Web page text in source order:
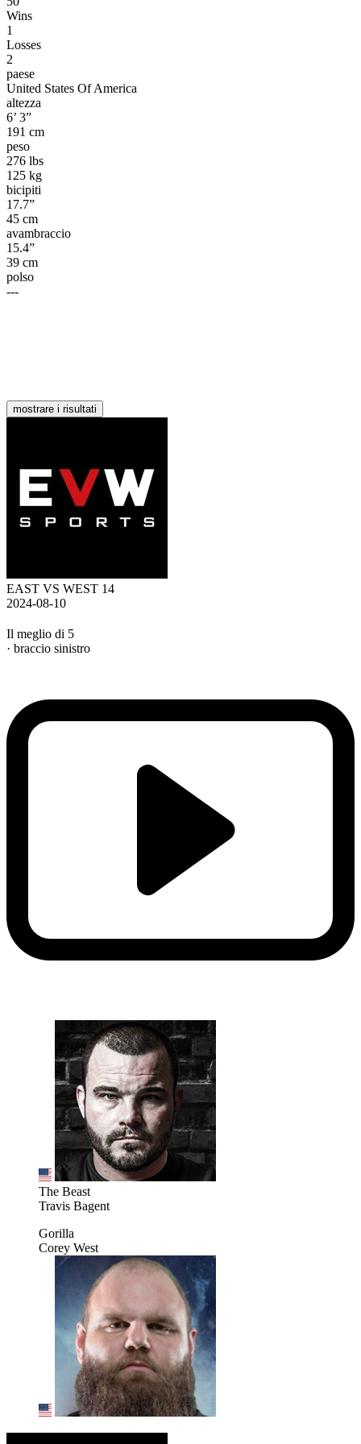
Wins
1
Losses
2
paese
United States Of America
altezza
6’ 3”
191 cm
peso
276 lbs
125 kg
bicipiti
17.7”
45 cm
avambraccio
15.4”
39 cm
polso
---
mostrare i risultati
EAST VS WEST 14
2024-08-10
Il meglio di 5
· braccio sinistro
The Beast
Travis Bagent
Gorilla
Corey West